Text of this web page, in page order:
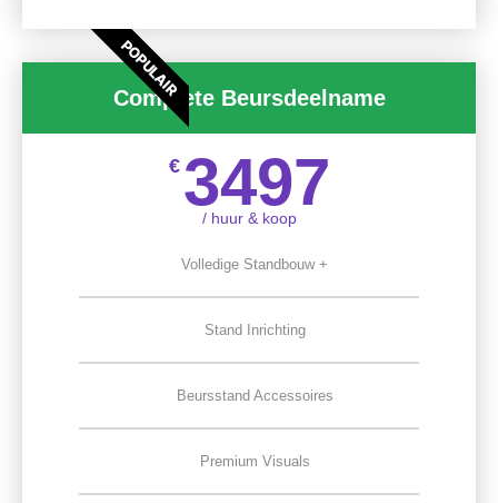
POPULAIR
Complete Beursdeelname
€ 3497
/ huur & koop
Volledige Standbouw +
Stand Inrichting
Beursstand Accessoires
Premium Visuals